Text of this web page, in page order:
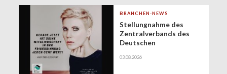
BRANCHEN-NEWS
Stellungnahme des
Zentralverbands des
Deutschen
Zukunft der
03.08.2026